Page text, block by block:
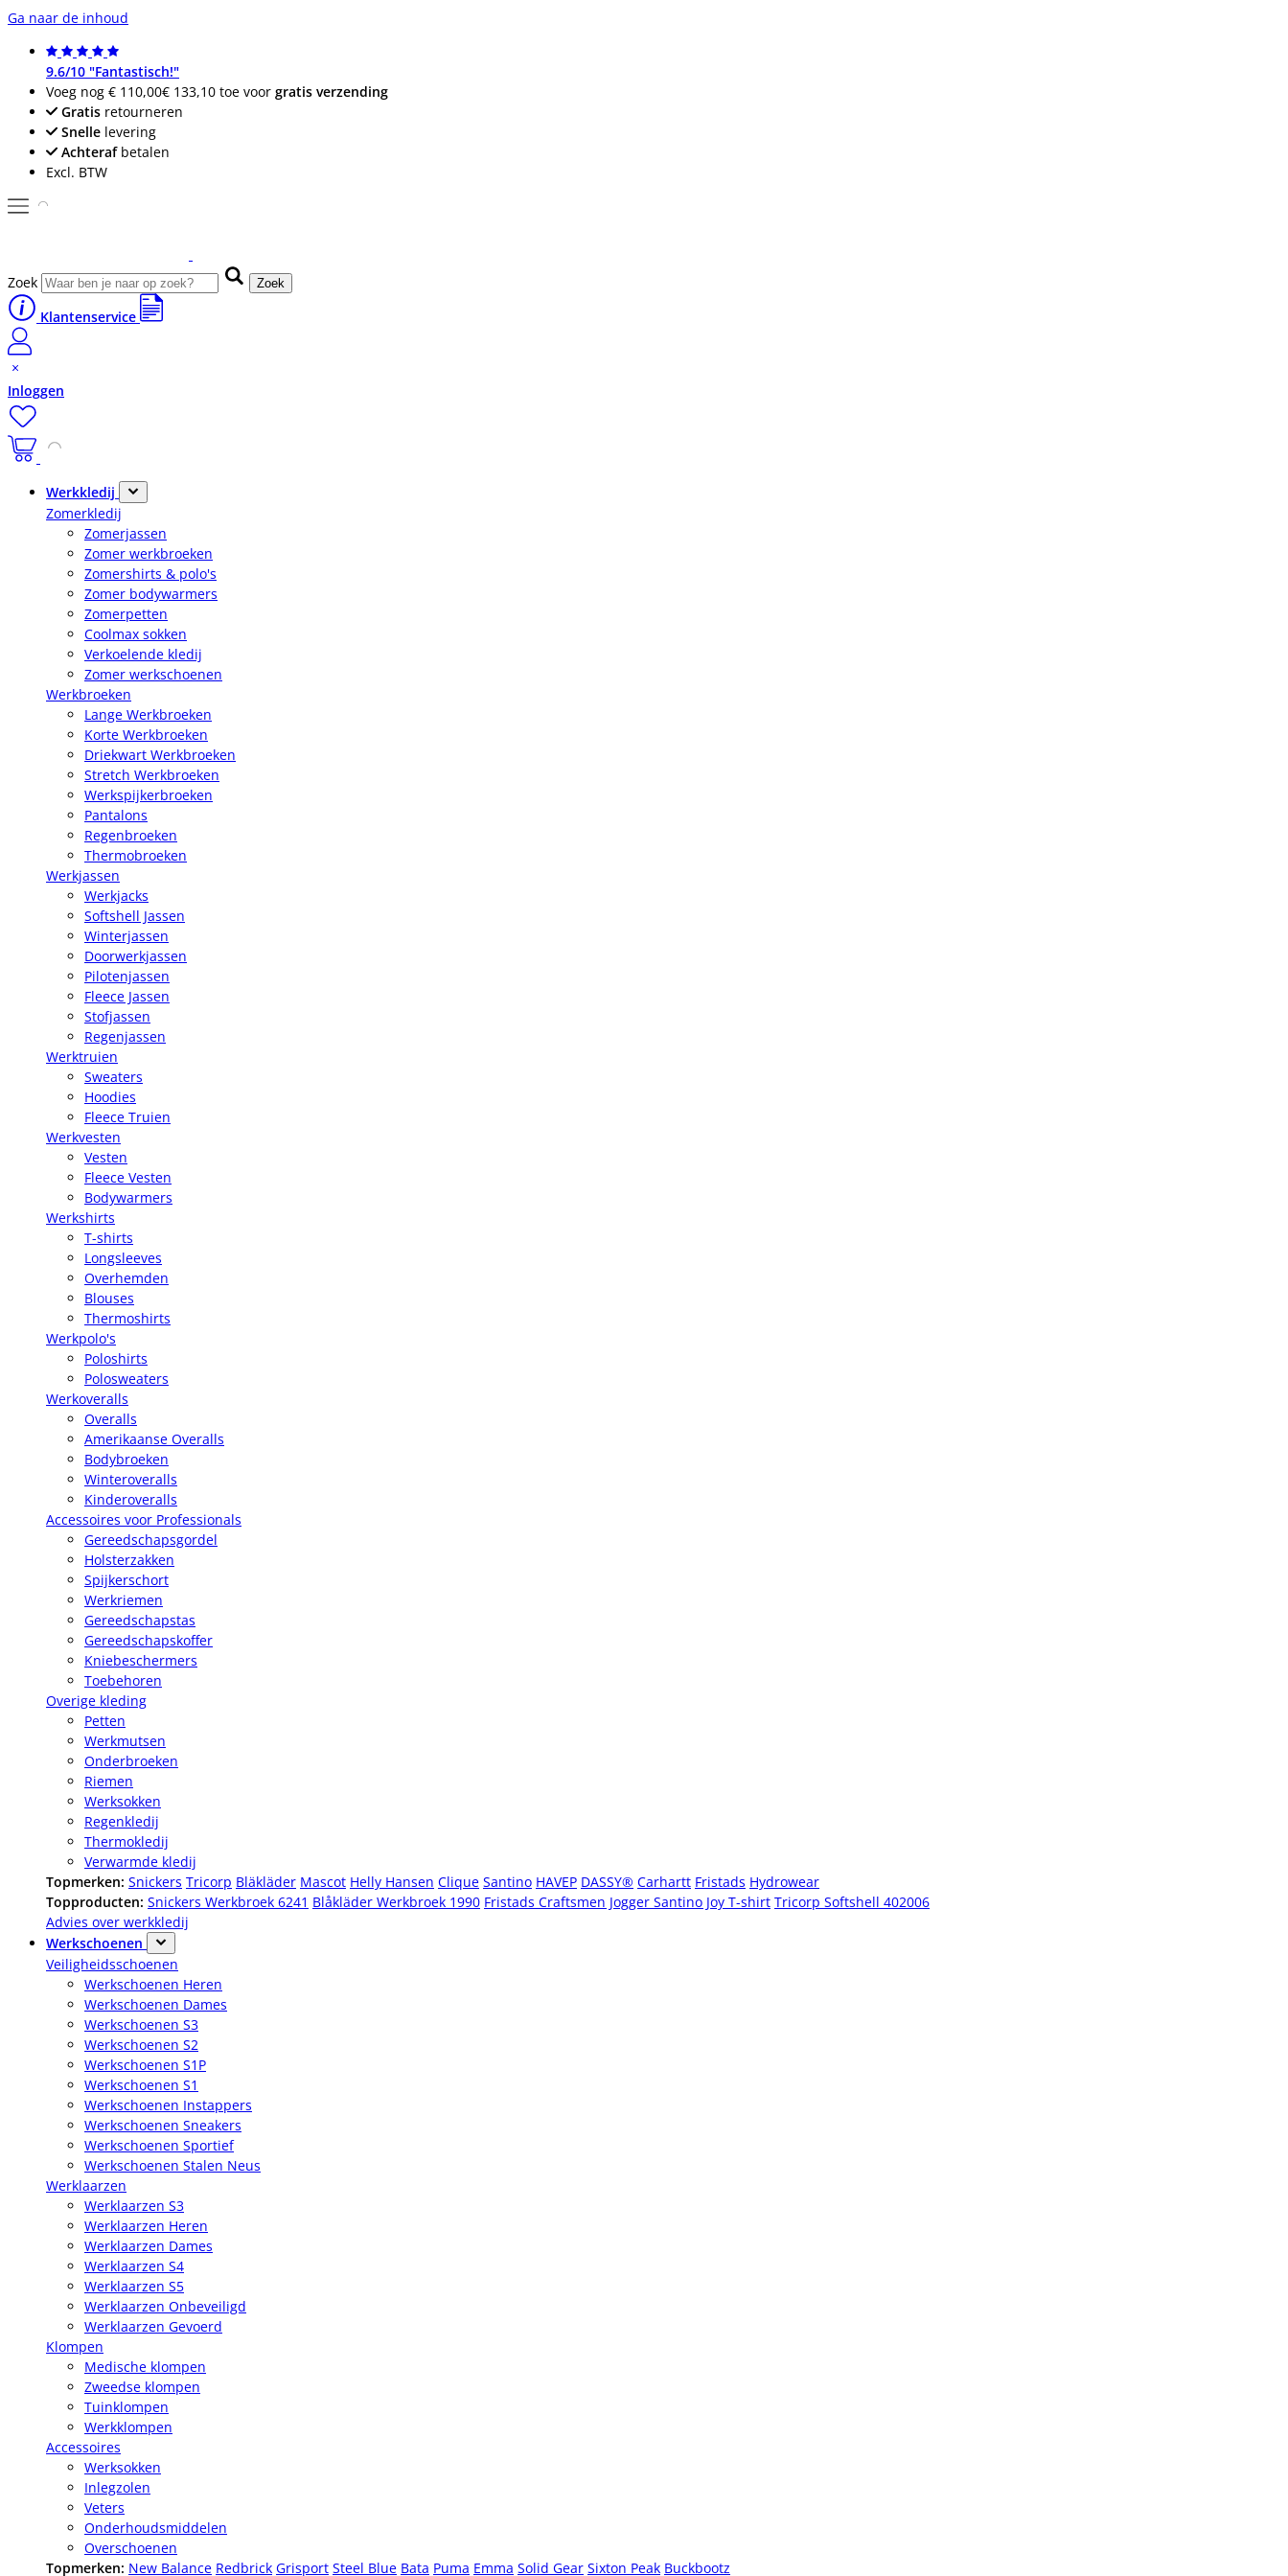
Ga naar de inhoud
9.6/10 "Fantastisch!"
Voeg nog € 110,00€ 133,10 toe voor gratis verzending
Gratis retourneren
Snelle levering
Achterafbetalen
Excl. BTW
Zoek Zoek
Klantenservice
Inloggen
Werkkledij
Zomerkledij
Zomerjassen
Zomer werkbroeken
Zomershirts & polo's
Zomer bodywarmers
Zomerpetten
Coolmax sokken
Verkoelende kledij
Zomer werkschoenen
Werkbroeken
Lange Werkbroeken
Korte Werkbroeken
Driekwart Werkbroeken
Stretch Werkbroeken
Werkspijkerbroeken
Pantalons
Regenbroeken
Thermobroeken
Werkjassen
Werkjacks
Softshell Jassen
Winterjassen
Doorwerkjassen
Pilotenjassen
Fleece Jassen
Stofjassen
Regenjassen
Werktruien
Sweaters
Hoodies
Fleece Truien
Werkvesten
Vesten
Fleece Vesten
Bodywarmers
Werkshirts
T-shirts
Longsleeves
Overhemden
Blouses
Thermoshirts
Werkpolo's
Poloshirts
Polosweaters
Werkoveralls
Overalls
Amerikaanse Overalls
Bodybroeken
Winteroveralls
Kinderoveralls
Accessoires voor Professionals
Gereedschapsgordel
Holsterzakken
Spijkerschort
Werkriemen
Gereedschapstas
Gereedschapskoffer
Kniebeschermers
Toebehoren
Overige kleding
Petten
Werkmutsen
Onderbroeken
Riemen
Werksokken
Regenkledij
Thermokledij
Verwarmde kledij
Topmerken: Snickers Tricorp Bläkläder Mascot Helly Hansen Clique Santino HAVEP DASSY® Carhartt Fristads Hydrowear
Topproducten: Snickers Werkbroek 6241 Blåkläder Werkbroek 1990 Fristads Craftsmen Jogger Santino Joy T-shirt Tricorp Softshell 402006
Advies over werkkledij
Werkschoenen
Veiligheidsschoenen
Werkschoenen Heren
Werkschoenen Dames
Werkschoenen S3
Werkschoenen S2
Werkschoenen S1P
Werkschoenen S1
Werkschoenen Instappers
Werkschoenen Sneakers
Werkschoenen Sportief
Werkschoenen Stalen Neus
Werklaarzen
Werklaarzen S3
Werklaarzen Heren
Werklaarzen Dames
Werklaarzen S4
Werklaarzen S5
Werklaarzen Onbeveiligd
Werklaarzen Gevoerd
Klompen
Medische klompen
Zweedse klompen
Tuinklompen
Werkklompen
Accessoires
Werksokken
Inlegzolen
Veters
Onderhoudsmiddelen
Overschoenen
Topmerken: New Balance Redbrick Grisport Steel Blue Bata Puma Emma Solid Gear Sixton Peak Buckbootz